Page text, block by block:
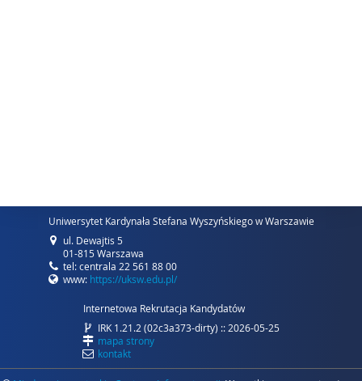
Uniwersytet Kardynała Stefana Wyszyńskiego w Warszawie
ul. Dewajtis 5
01-815 Warszawa
tel: centrala 22 561 88 00
www: https://uksw.edu.pl/
Internetowa Rekrutacja Kandydatów
IRK 1.21.2 (02c3a373-dirty) :: 2026-05-25
mapa strony
kontakt